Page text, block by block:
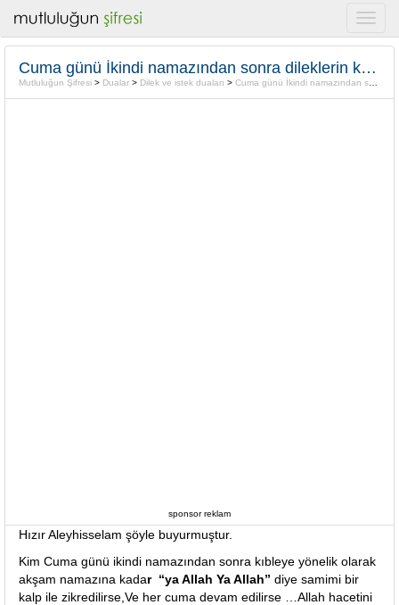
Cuma günü İkindi namazından sonra dileklerin kabulü için “Ya Allah”
Mutluluğun Şifresi > Dualar > Dilek ve istek duaları > Cuma günü İkindi namazından sonra dileklerin kabulü için “Ya Allah”
sponsor reklam
Hızır Aleyhisselam şöyle buyurmuştur.
Kim Cuma günü ikindi namazından sonra kıbleye yönelik olarak
akşam namazına kadar “ya Allah Ya Allah” diye samimi bir
kalp ile zikredilirse,Ve her cuma devam edilirse …Allah hacetini